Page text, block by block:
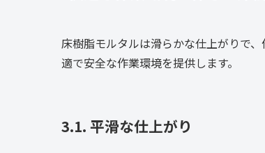
床樹脂モルタルは滑らかな仕上がりで
適で安全な作業環境を提供します。
3.1. 平滑な仕上がり